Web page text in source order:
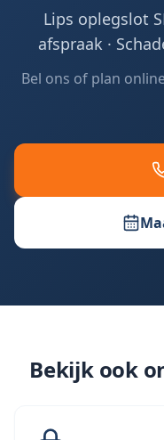
Lips oplegslot
afspraak ·
Bel ons of plan
Bekijk ook